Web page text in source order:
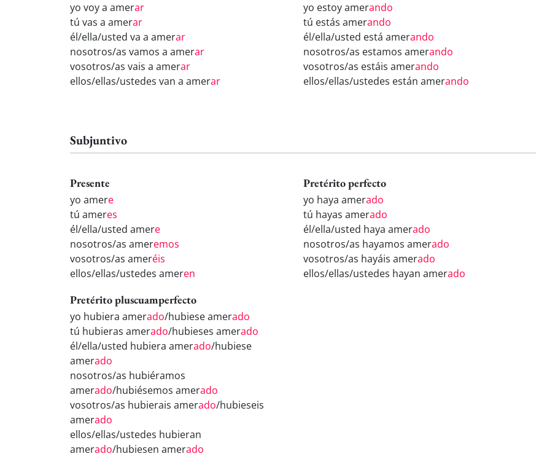
yo voy a amerar
tú vas a amerar
él/ella/usted va a amerar
nosotros/as vamos a amerar
vosotros/as vais a amerar
ellos/ellas/ustedes van a amerar
yo estoy amerando
tú estás amerando
él/ella/usted está amerando
nosotros/as estamos amerando
vosotros/as estáis amerando
ellos/ellas/ustedes están amerando
Subjuntivo
Presente
yo amere
tú ameres
él/ella/usted amere
nosotros/as ameremos
vosotros/as ameréis
ellos/ellas/ustedes ameren
Pretérito perfecto
yo haya amerado
tú hayas amerado
él/ella/usted haya amerado
nosotros/as hayamos amerado
vosotros/as hayáis amerado
ellos/ellas/ustedes hayan amerado
Pretérito pluscuamperfecto
yo hubiera amerado/hubiese amerado
tú hubieras amerado/hubieses amerado
él/ella/usted hubiera amerado/hubiese
amerado
nosotros/as hubiéramos
amerado/hubiésemos amerado
vosotros/as hubierais amerado/hubieseis
amerado
ellos/ellas/ustedes hubieran
amerado/hubiesen amerado